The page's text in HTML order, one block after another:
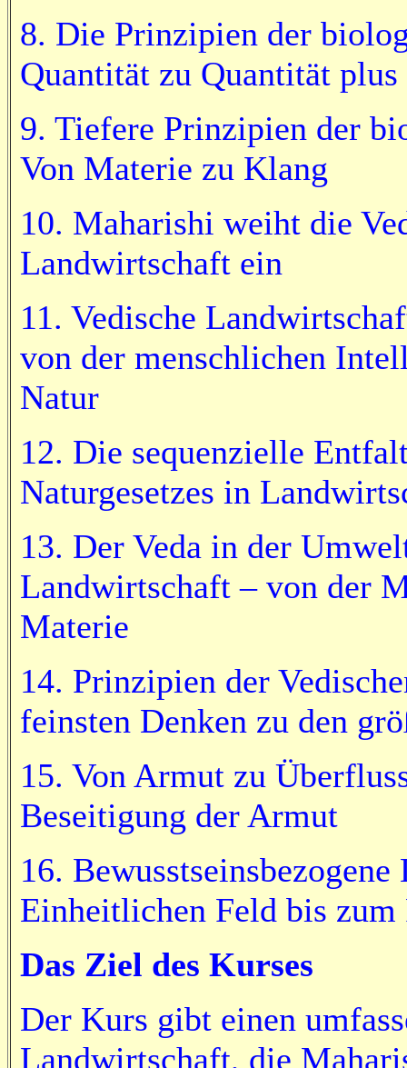
8. Die Prinzipien der
Quantität zu Quantität
9. Tiefere Prinzipien der
Von Materie zu Klang
10. Maharishi weiht die
Landwirtschaft ein
11. Vedische
von der menschlichen
Natur
12. Die sequenzielle
Naturgesetzes in
13. Der Veda in der
Landwirtschaft – von der
Materie
14. Prinzipien der
feinsten Denken zu den
15. Von Armut zu
Beseitigung der Armut
16.
Einheitlichen Feld bis
Das Ziel des Kurses
Der Kurs gibt einen
Landwirtschaft, die